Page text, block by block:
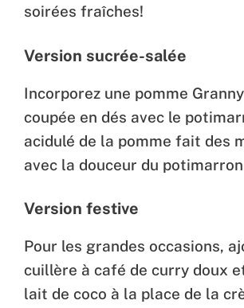
soirées fraîches!
Version sucrée-salée
Incorporez une pomme
coupée en dés avec le
acidulé de la pomme fait des
avec la douceur du
Version festive
Pour les grandes occasions,
cuillère à café de curry doux
lait de coco à la place de la